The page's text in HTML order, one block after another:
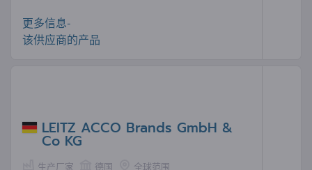
更多信息-
该供应商的产品
LEITZ ACCO Brands GmbH &
Co KG
生产厂家 德国 全球范围